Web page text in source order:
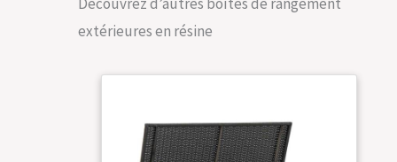
avec une résine poly
rouille ; gardera
boîte pour les
années à venir
extérieures en résine